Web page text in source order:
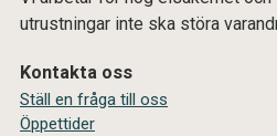
utrustningar inte ska störa
Kontakta oss
Ställ en fråga till oss
Öppettider